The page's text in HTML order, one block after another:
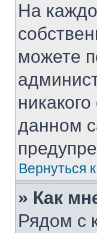
На
можете
данном
Вернуться
» Как
Рядом с